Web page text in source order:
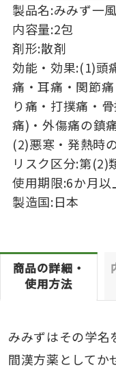
製品名:みみず一
内容量:2包
剤形:散剤
効能・効果:(1)頭
痛・耳痛・関節
り痛・打撲痛・
痛)・外傷痛の鎮
(2)悪寒・発熱時
リスク区分:第(2)
使用期限:6か月以
製造国:日本
商品の詳細・
使用方法
みみずはその学名
間漢方薬としてか